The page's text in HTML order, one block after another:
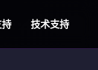
技术支持